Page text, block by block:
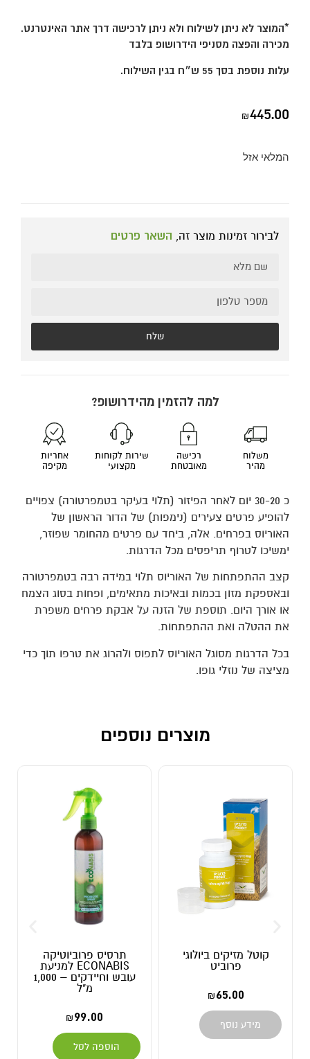
*המוצר לא ניתן לשילוח ולא ניתן לרכישה דרך אתר האינטרנט.
מכירה והפצה מסניפי הידרושופ בלבד
עלות נוספת בסך 55 ש״ח בגין השילוח.
₪445.00
המלאי אזל
לבירור זמינות מוצר זה, השאר פרטים
שלח
למה להזמין מהידרושופ?
משלוח
מהיר
רכישה
מאובטחת
שירות לקוחות
מקצועי
אחריות
מקיפה
כ 30-20 יום לאחר הפיזור (תלוי בעיקר בטמפרטורה) צפויים
להופיע פרטים צעירים (נימפות) של הדור הראשון של
האוריוס בפרחים. אלה, ביחד עם פרטים מהחומר שפוזר,
ימשיכו לטרוף תריפסים מכל הדרגות.
קצב ההתפתחות של האוריוס תלוי במידה רבה בטמפרטורה
ובאספקת מזון בכמות ובאיכות מתאימים, ופחות בסוג הצמח
או אורך היום. תוספת של הזנה על אבקת פרחים משפרת
את ההטלה ואת ההתפתחות.
בכל הדרגות מסוגל האוריוס לתפוס ולהרוג את טרפו תוך כדי
מציצה של נוזלי גופו.
מוצרים נוספים
ביולוגי
תרסיס פרוביוטיקה
ECONABIS למניעת
עובש וחיידקים – 1,000
אקריות
נלחמות